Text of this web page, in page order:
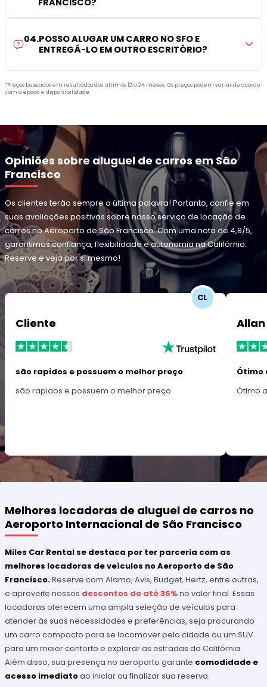
FRANCISCO?
04.POSSO ALUGAR UM CARRO NO SFO E
ENTREGÁ-LO EM OUTRO ESCRITÓRIO?
*Preços baseados em resultados dos últimos 12 a 24 meses. Os preços podem variar de acordo
com a época e disponibilidade.
Opiniões sobre aluguel de carros em São
Francisco
Os clientes terão sempre a última palavra! Portanto, confie em
suas avaliações positivas sobre nosso serviço de locação de
carros no Aeroporto de São Francisco. Com uma nota de 4,8/5,
garantimos confiança, flexibilidade e autonomia na Califórnia.
Reserve e veja por si mesmo!
CL
Cliente
são rapidos e possuem o melhor preço
são rapidos e possuem o melhor preço
Allan
Ótimo
Ótimo
Melhores locadoras de aluguel de carros no
Aeroporto Internacional de São Francisco
Miles Car Rental se destaca por ter parceria com as
melhores locadoras de veículos no Aeroporto de São
Francisco.Reserve com Alamo, Avis, Budget, Hertz, entre outras,
e aproveite nossos descontos de até 35%no valor final. Essas
locadoras oferecem uma ampla seleção de veículos para
atender às suas necessidades e preferências, seja procurando
um carro compacto para se locomover pela cidade ou um SUV
para um maior conforto e explorar as estradas da Califórnia.
Além disso, sua presença no aeroporto garante comodidade e
acesso imediatoao iniciar ou finalizar sua reserva.